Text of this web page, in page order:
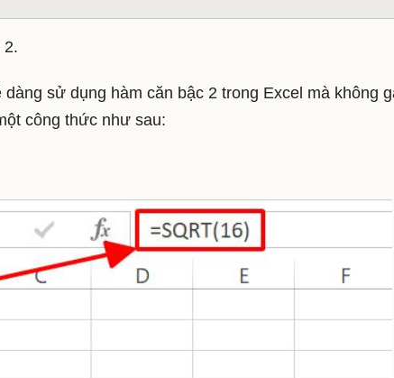
2.
sử dụng hàm căn bậc 2 trong Excel mà không
công thức như sau: